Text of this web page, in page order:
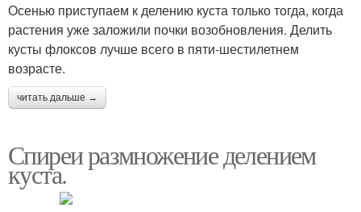
Осенью приступаем к делению куста только тогда, когда
растения уже заложили почки возобновления. Делить
кусты флоксов лучше всего в пяти-шестилетнем
возрасте.
читать дальше →
Спиреи размножение делением
куста.